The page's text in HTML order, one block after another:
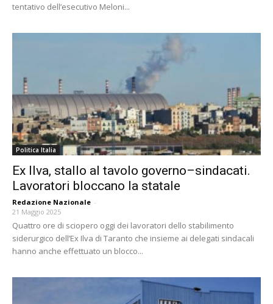
tentativo dell’esecutivo Meloni...
Politica Italia
Ex Ilva, stallo al tavolo governo–sindacati.
Lavoratori bloccano la statale
Redazione Nazionale -
21 Maggio 2025
Quattro ore di sciopero oggi dei lavoratori dello stabilimento
siderurgico dell’Ex Ilva di Taranto che insieme ai delegati sindacali
hanno anche effettuato un blocco...